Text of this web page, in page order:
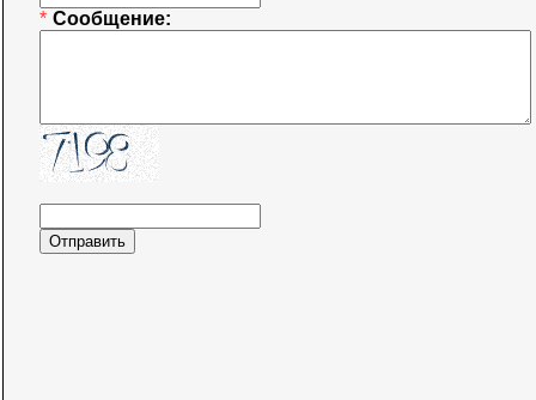
* Сообщение: